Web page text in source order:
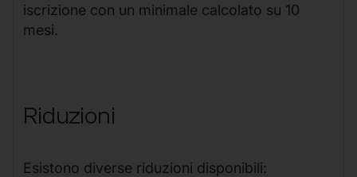
iscrizione con un minimale calcolato su 10
mesi.
Riduzioni
Esistono diverse riduzioni disponibili: